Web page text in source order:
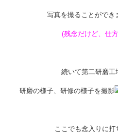
写真を撮ることができ
(残念だけど、仕
続いて第二研磨工
研磨の様子、研修の様子を撮影
ここでも念入りに打